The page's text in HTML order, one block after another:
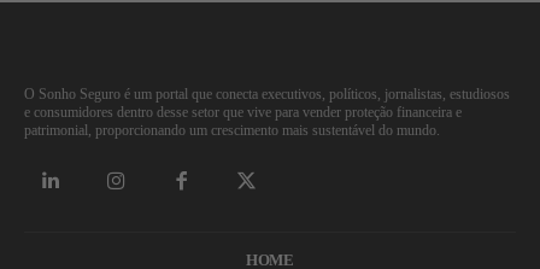
O Sonho Seguro é um portal que conecta executivos, políticos, jornalistas, estudiosos
e consumidores dentro desse setor que vive para vender proteção financeira e
patrimonial, proporcionando um crescimento mais sustentável do mundo.
HOME